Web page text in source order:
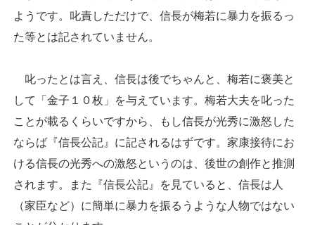
ようです。叱責しただけで、信長が梅若に暴力を振るっ
た等とは記されていません。
叱ったとは言え、信長は後でちゃんと、梅若に褒美と
して「金子１０枚」を与えています。梅若大夫を叱った
ことが載るくらいですから、もし信長が光秀に激怒した
ならば『信長公記』に記されるはずです。家康接待にお
ける信長の光秀への激怒というのは、後世の創作と推測
されます。また『信長公記』を見ていると、信長は人
（家臣など）に簡単に暴力を振るうような人物ではない